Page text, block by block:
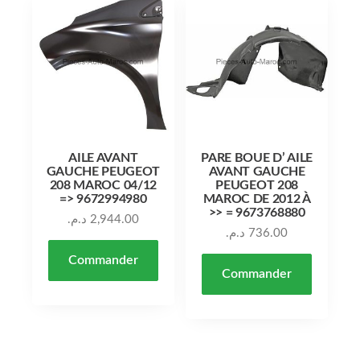
AILE AVANT
GAUCHE PEUGEOT
208 MAROC 04/12
=> 9672994980
2,944.00 د.م.
Commander
PARE BOUE D’ AILE
AVANT GAUCHE
PEUGEOT 208
MAROC DE 2012 À
>> = 9673768880
736.00 د.م.
Commander